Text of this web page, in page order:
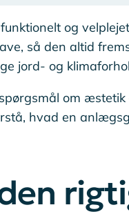
og
så den altid
jord- og
om
hvad en